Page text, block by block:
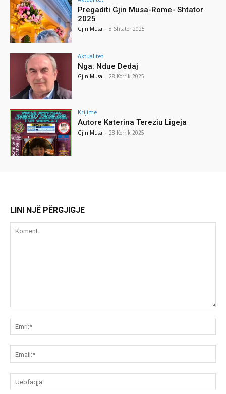
Pregaditi Gjin Musa-Rome- Shtator
2025
Gjin Musa - 8 Shtator 2025
Aktualitet
Nga: Ndue Dedaj
Gjin Musa - 28 Korrik 2025
Krijime
Autore Katerina Tereziu Ligeja
Gjin Musa - 28 Korrik 2025
LINI NJË PËRGJIGJE